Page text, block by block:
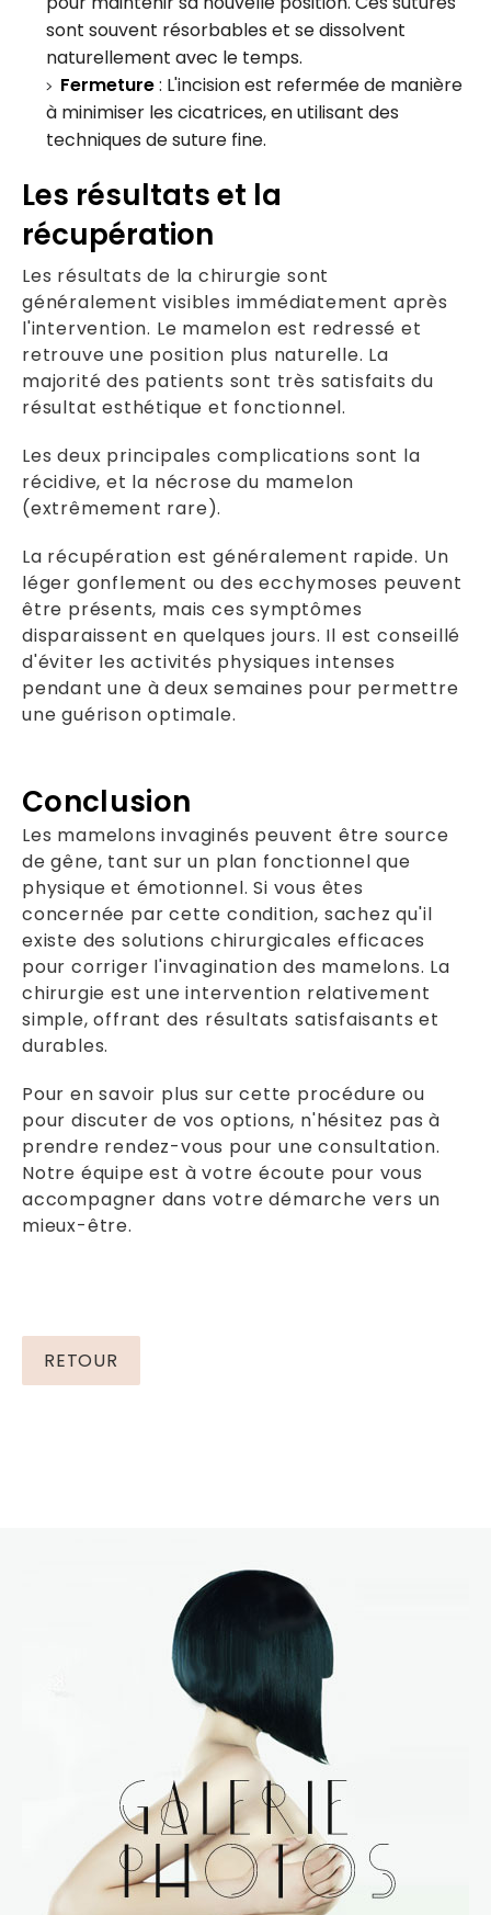
sont souvent résorbables et se dissolvent
naturellement avec le temps.
Fermeture: L'incision est refermée de manière
à minimiser les cicatrices, en utilisant des
techniques de suture fine.
Les résultats et la
récupération
Les résultats de la chirurgie sont
généralement visibles immédiatement après
l'intervention. Le mamelon est redressé et
retrouve une position plus naturelle. La
majorité des patients sont très satisfaits du
résultat esthétique et fonctionnel.
Les deux principales complications sont la
récidive, et la nécrose du mamelon
(extrêmement rare).
La récupération est généralement rapide. Un
léger gonflement ou des ecchymoses peuvent
être présents, mais ces symptômes
disparaissent en quelques jours. Il est conseillé
d'éviter les activités physiques intenses
pendant une à deux semaines pour permettre
une guérison optimale.
Conclusion
Les mamelons invaginés peuvent être source
de gêne, tant sur un plan fonctionnel que
physique et émotionnel. Si vous êtes
concernée par cette condition, sachez qu'il
existe des solutions chirurgicales efficaces
pour corriger l'invagination des mamelons. La
chirurgie est une intervention relativement
simple, offrant des résultats satisfaisants et
durables.
Pour en savoir plus sur cette procédure ou
pour discuter de vos options, n'hésitez pas à
prendre rendez-vous pour une consultation.
Notre équipe est à votre écoute pour vous
accompagner dans votre démarche vers un
mieux-être.
RETOUR